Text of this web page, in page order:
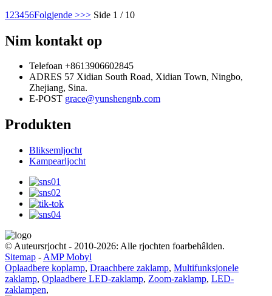
1 23456Folgjende >>> Side 1 / 10
Nim kontakt op
Telefoan +8613906602845
ADRES 57 Xidian South Road, Xidian Town, Ningbo,
Zhejiang, Sina.
E-POST grace@yunshengnb.com
Produkten
Bliksemljocht
Kampearljocht
© Auteursrjocht - 2010-2026: Alle rjochten foarbehâlden.
Sitemap - AMP Mobyl
Oplaadbere koplamp, Draachbere zaklamp, Multifunksjonele
zaklamp, Oplaadbere LED-zaklamp, Zoom-zaklamp, LED-
zaklampen,